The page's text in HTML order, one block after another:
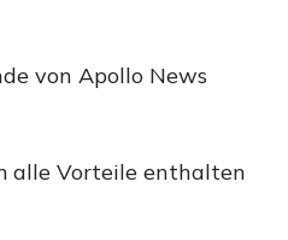
von Apollo News
alle Vorteile enthalten